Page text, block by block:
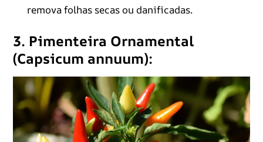
remova folhas secas ou danificadas.
3. Pimenteira Ornamental
(Capsicum annuum):